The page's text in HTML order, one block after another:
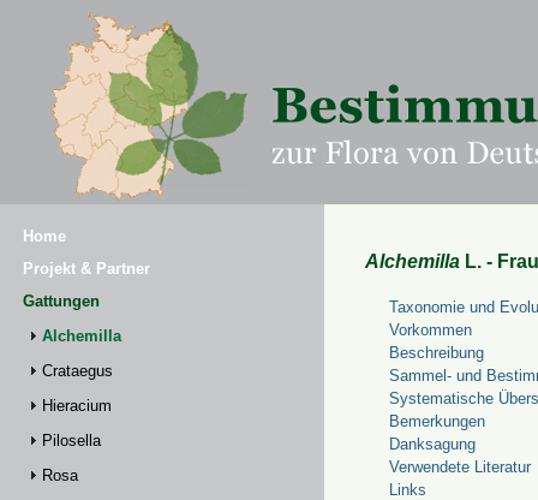
Home
Projekt & Partner
Gattungen
Alchemilla
Crataegus
Hieracium
Pilosella
Rosa
Alchemilla L. -
Taxonomie und
Vorkommen
Beschreibung
Sammel- und
Systematische
Bemerkungen
Danksagung
Verwendete Literatur
Links